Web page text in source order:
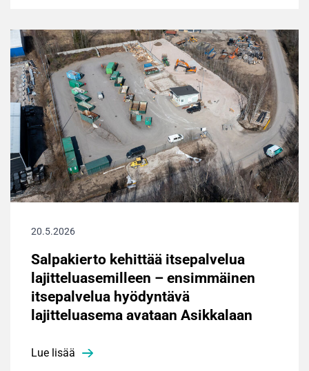
20.5.2026
Salpakierto kehittää itsepalvelua
lajitteluasemilleen – ensimmäinen
itsepalvelua hyödyntävä
lajitteluasema avataan Asikkalaan
Lue lisää